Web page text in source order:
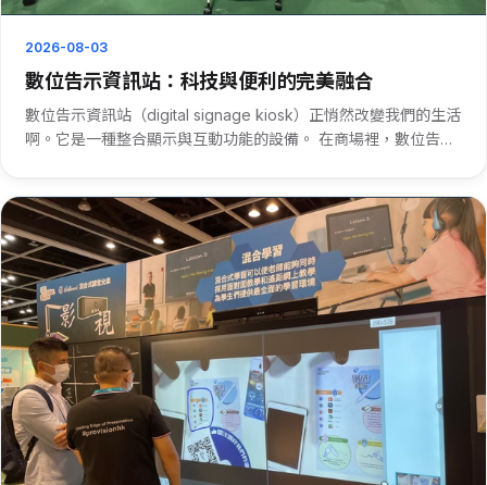
2026-08-03
數位告示資訊站：科技與便利的完美融合
數位告示資訊站（digital signage kiosk）正悄然改變我們的生活
啊。它是一種整合顯示與互動功能的設備。 在商場裡，數位告示